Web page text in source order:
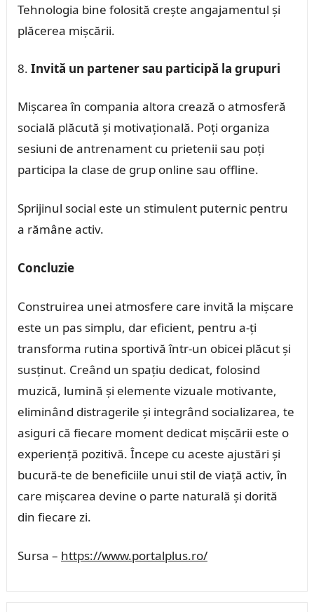
Tehnologia bine folosită crește angajamentul și
plăcerea mișcării.
Invită un partener sau participă la grupuri
Mișcarea în compania altora crează o atmosferă
socială plăcută și motivațională. Poți organiza
sesiuni de antrenament cu prietenii sau poți
participa la clase de grup online sau offline.
Sprijinul social este un stimulent puternic pentru
a rămâne activ.
Concluzie
Construirea unei atmosfere care invită la mișcare
este un pas simplu, dar eficient, pentru a-ți
transforma rutina sportivă într-un obicei plăcut și
susținut. Creând un spațiu dedicat, folosind
muzică, lumină și elemente vizuale motivante,
eliminând distragerile și integrând socializarea, te
asiguri că fiecare moment dedicat mișcării este o
experiență pozitivă. Începe cu aceste ajustări și
bucură-te de beneficiile unui stil de viață activ, în
care mișcarea devine o parte naturală și dorită
din fiecare zi.
Sursa – https://www.portalplus.ro/